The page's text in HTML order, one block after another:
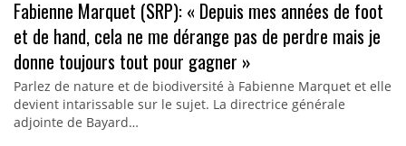
Fabienne Marquet (SRP): « Depuis mes années de foot
et de hand, cela ne me dérange pas de perdre mais je
donne toujours tout pour gagner »
Parlez de nature et de biodiversité à Fabienne Marquet et elle
devient intarissable sur le sujet. La directrice générale
adjointe de Bayard…